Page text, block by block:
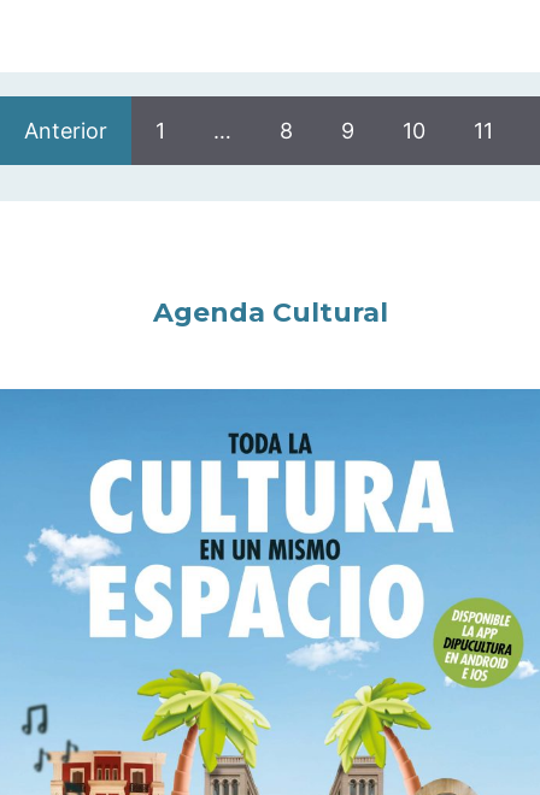
Anterior 1 … 8 9 10 11
Agenda Cultural